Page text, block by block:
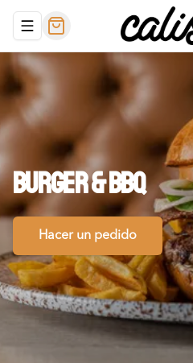
Abrir menu de navegación
BURGER&BBQ
Hacer un pedido